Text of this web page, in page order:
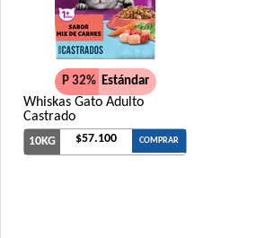
P 32% Estándar
Whiskas Gato Adulto
Castrado
10KG $57.100 COMPRAR